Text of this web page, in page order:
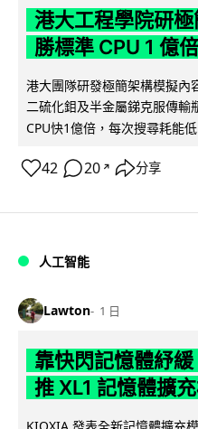
港大工程學院研
勝標準 CPU 1 億倍
港大團隊研發極簡架構模擬內
二硫化鉬及半金屬銻克服傳
CPU快1億倍，每次搜尋耗能
42 20 ↗ 分享
人工智能
Lawton 1 日
靠快閃記憶體紓
推 XL1 記憶體擴